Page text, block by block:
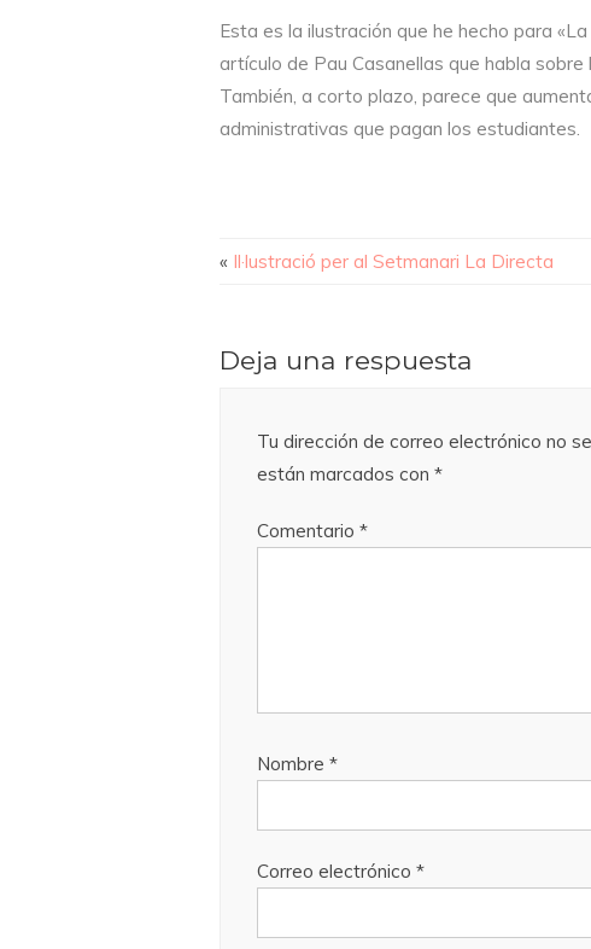
Esta es la ilustración que he hecho para
artículo de Pau Casanellas que habla
También, a corto plazo, parece que
administrativas que pagan los estudiantes.
« Il·lustració per al Setmanari La Directa
Deja una respuesta
Tu dirección de correo electrónico no
están marcados con *
Comentario *
Nombre *
Correo electrónico *